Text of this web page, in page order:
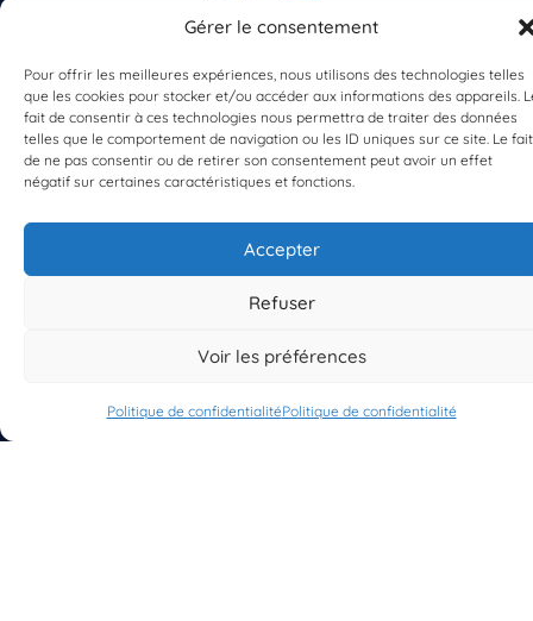
Gérer le consentement
Pour offrir les meilleures expériences, nous utilisons des technologies telles
que les cookies pour stocker et/ou accéder aux informations des appareils.
fait de consentir à ces technologies nous permettra de traiter des données
telles que le comportement de navigation ou les ID uniques sur ce site. Le fait
de ne pas consentir ou de retirer son consentement peut avoir un effet
négatif sur certaines caractéristiques et fonctions.
Accepter
Refuser
Voir les préférences
Politique de confidentialitéPolitique de confidentialité
EST UN PROGRAMME DE
S'INSCRIRE À LA NEWSLETTER
PLANÈTE MER